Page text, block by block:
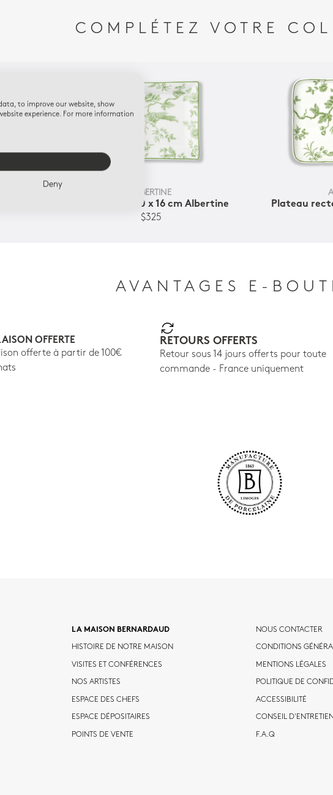
COMPLÉTEZ VOTRE
ALBERTINE
Vide-poches 20 x 16 cm Albertine
$325
Plateau
AVANTAGES E-
OFFERTE
offerte à partir de 100€
RETOURS OFFERTS
Retour sous 14 jours offerts pour toute
commande - France uniquement
LA MAISON BERNARDAUD
HISTOIRE DE NOTRE MAISON
VISITES ET CONFÉRENCES
NOS ARTISTES
ESPACE DES CHEFS
ESPACE DÉPOSITAIRES
POINTS DE VENTE
NOUS CONTACTER
CONDITIONS
MENTIONS LÉGALES
POLITIQUE DE
ACCESSIBILITÉ
CONSEIL D'ENTRETIEN
F.A.Q
to improve our website, show
experience. For more information
Deny